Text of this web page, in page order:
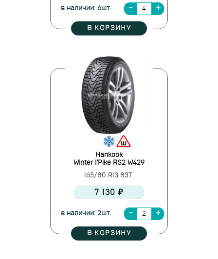
в наличии: 6шт.
В КОРЗИНУ
Hankook
Winter I'Pike RS2 W429
165/80 R13 83T
7 130 ₽
в наличии: 2шт.
В КОРЗИНУ